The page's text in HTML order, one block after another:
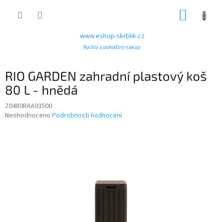
www.eshop-skrblik.cz
Rychlý a pohodlný nákup
RIO GARDEN zahradní plastový koš
80 L - hnědá
Z0480RAA03500
Průměrné
Neohodnoceno Podrobnosti hodnocení